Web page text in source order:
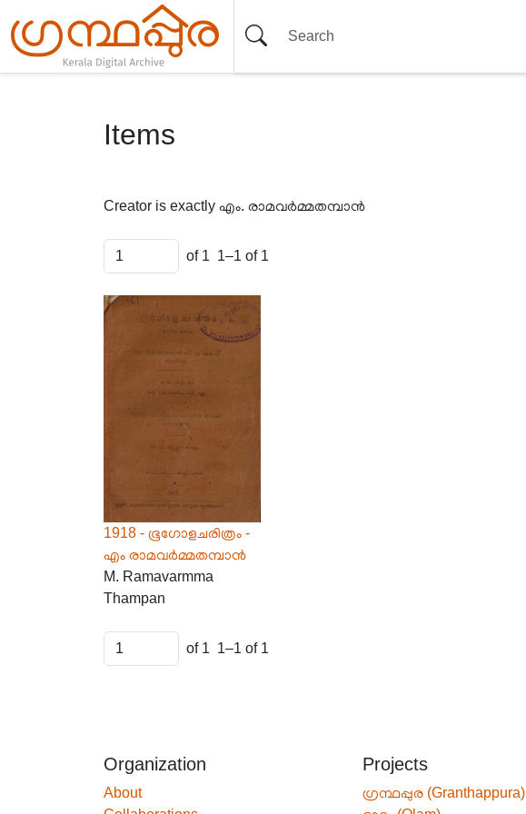
Items
Creator is exactly എം. രാമവർമ്മതമ്പാൻ
of 1 1–1 of 1
1918 - ഭൂഗോളചരിത്രം -
എം രാമവർമ്മതമ്പാൻ
M. Ramavarmma
Thampan
of 1 1–1 of 1
Organization
About
Projects
ഗ്രന്ഥപ്പുര (Granthappura)